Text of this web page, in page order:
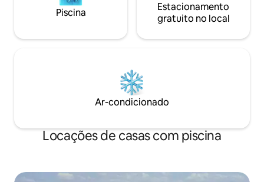
Piscina
Estacionamento
gratuito no local
Ar-condicionado
Locações de casas com piscina